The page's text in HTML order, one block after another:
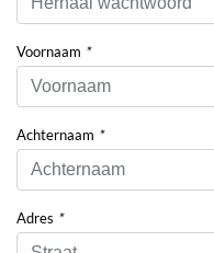
Voornaam *
Achternaam *
Adres *